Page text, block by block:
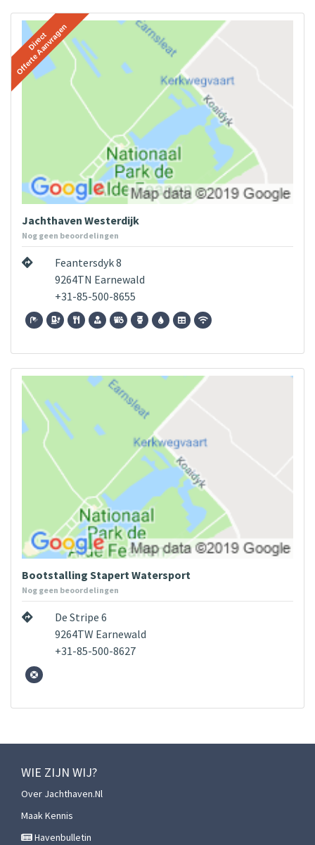
Jachthaven Westerdijk
Nog geen beoordelingen
Feantersdyk 8
9264TN Earnewald
+31-85-500-8655
Bootstalling Stapert Watersport
Nog geen beoordelingen
De Stripe 6
9264TW Earnewald
+31-85-500-8627
WIE ZIJN WIJ?
Over Jachthaven.nl
Maak Kennis
Havenbulletin